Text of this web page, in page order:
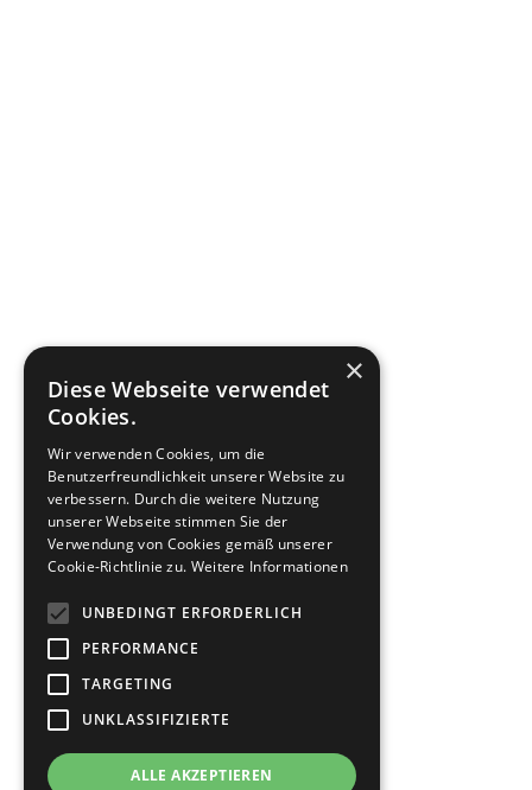
×
Diese Webseite verwendet
Cookies.
Wir verwenden Cookies, um die
Benutzerfreundlichkeit unserer Website zu
verbessern. Durch die weitere Nutzung
unserer Webseite stimmen Sie der
Verwendung von Cookies gemäß unserer
Cookie-Richtlinie zu. Weitere Informationen
UNBEDINGT ERFORDERLICH
PERFORMANCE
TARGETING
UNKLASSIFIZIERTE
ALLE AKZEPTIEREN